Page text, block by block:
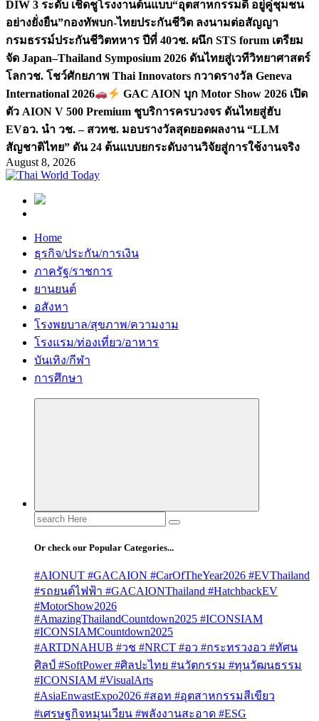
DIW 3 ระดับ เชิดชูโรงงานต้นแบบ“อุตสาหกรรมดี อยู่คู่ชุมชน
อย่างยั่งยืน”กองทัพบก-ไทยประกันชีวิต ลงนามต่อสัญญา
กรมธรรม์ประกันชีวิตทหาร ปีที่ 40วช. ผนึก STS forum เตรียม
จัด Japan–Thailand Symposium 2026 ดันไทยสู่เวทีวิทยาศาสตร์
โลกวช. โชว์ศักยภาพ Thai Innovators กวาดรางวัล Geneva
International 2026
GAC AION บุก Motor Show 2026 เปิด
ตัว AION V 500 Premium ชูบริการครบวงจร ดันไทยสู่ฮับ
EVอว. นำ วช. – สวทช. มอบรางวัลสุดยอดผลงาน “LLM
สัญชาติไทย” ดัน 24 ต้นแบบยกระดับงานวิจัยสู่การใช้งานจริง
August 8, 2026
Home
ธุรกิจ/ประกัน/การเงิน
ภาครัฐ/ราชการ
ยานยนต์
อสังหา
โรงพยบาล/สุขภาพ/ความงาม
โรงแรม/ท่องเที่ยว/อาหาร
บันเทิง/กีฬา
การศึกษา
Search
for:
Or check our Popular Categories...
#AIONUT #GACAION #CarOfTheYear2026 #EVThailand
#รถยนต์ไฟฟ้า #GACAIONThailand #HatchbackEV
#MotorShow2026
#AmazingThailandCountdown2025 #ICONSIAM
#ICONSIAMCountdown2025
#ARTDNAHUB #วช #NRCT #อว #กระทรวงอว #ทัศน
ศิลป์ #SoftPower #ศิลปะไทย #นวัตกรรม #ทุนวัฒนธรรม
#ICONSIAM #VisualArts
#AsiaEnwastExpo2026 #สอท #อุตสาหกรรมสีเขียว
#เศรษฐกิจหมุนเวียน #พลังงานสะอาด #ESG